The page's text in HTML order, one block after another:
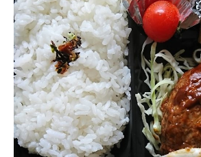
ラ
ン
チ